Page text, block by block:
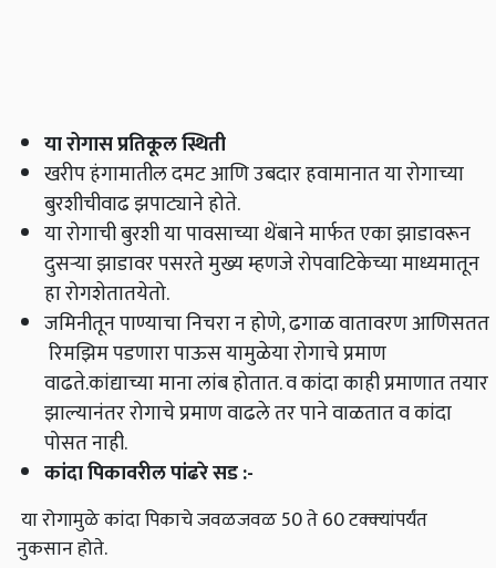
या रोगास प्रतिकूल स्थिती
खरीप हंगामातील दमट आणि उबदार हवामानात या रोगाच्या
बुरशीचीवाढ झपाट्याने होते.
या रोगाची बुरशी या पावसाच्या थेंबाने मार्फत एका झाडावरून
दुसऱ्या झाडावर पसरते मुख्य म्हणजे रोपवाटिकेच्या माध्यमातून
हा रोगशेतातयेतो.
जमिनीतून पाण्याचा निचरा न होणे, ढगाळ वातावरण आणिसतत
रिमझिम पडणारा पाऊस यामुळेया रोगाचे प्रमाण
वाढते.कांद्याच्या माना लांब होतात. व कांदा काही प्रमाणात तयार
झाल्यानंतर रोगाचे प्रमाण वाढले तर पाने वाळतात व कांदा
पोसत नाही.
कांदा पिकावरील पांढरे सड:-
या रोगामुळे कांदा पिकाचे जवळजवळ 50 ते 60 टक्‍क्‍यांपर्यंत
नुकसान होते.